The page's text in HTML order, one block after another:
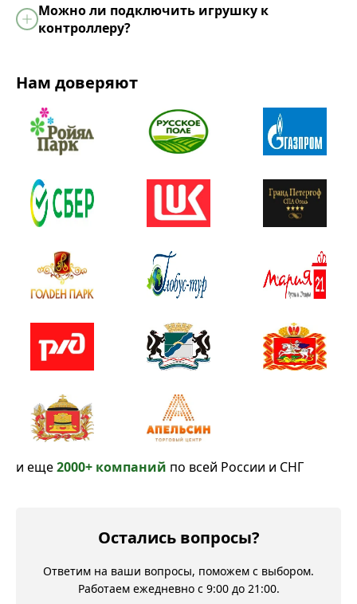
Можно ли подключить игрушку к
контроллеру?
Нам доверяют
и еще2000+ компаний по всей России и СНГ
Остались вопросы?
Ответим на ваши вопросы, поможем с выбором.
Работаем ежедневно с 9:00 до 21:00.